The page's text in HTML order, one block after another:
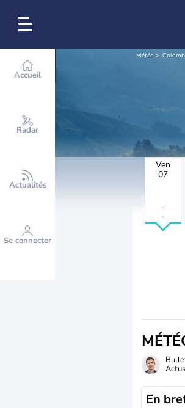
Accueil
Radar
Actualités
Se connecter
Météo
Ven
07
-
-
En